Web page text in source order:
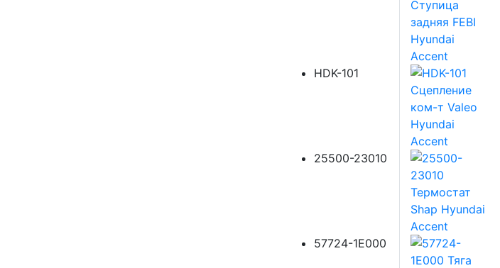
HDK-101
25500-23010
57724-1E000